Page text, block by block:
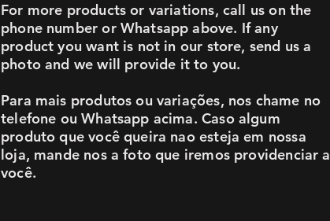
For more products or variations, call us on the
phone number or Whatsapp above. If any
product you want is not in our store, send us a
photo and we will provide it to you.
Para mais produtos ou variações, nos chame no
telefone ou Whatsapp acima. Caso algum
produto que você queira nao esteja em nossa
loja, mande nos a foto que iremos providenciar a
você.